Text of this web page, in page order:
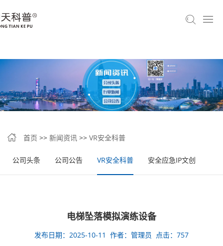
首页 >> 新闻资讯 >> VR安全科普
公司头条 公司公告 VR安全科普 安全应急IP文创
电梯坠落模拟演练设备
发布日期：2025-10-11 作者：管理员 点击：757